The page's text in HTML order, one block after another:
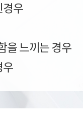
경우
을 느끼는 경우
우